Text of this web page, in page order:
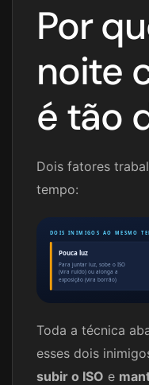
Por
noite
é tão
Dois fatores
tempo:
DOIS INIMIGOS AO MESMO
Pouca luz
Para juntar luz, sobe o ISO
(vira ruído) ou alonga a
exposição (vira borrão)
Toda a técnica
esses dois
subir o ISO e